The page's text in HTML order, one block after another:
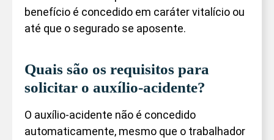
benefício é concedido em caráter vitalício ou
até que o segurado se aposente.
Quais são os requisitos para
solicitar o auxílio-acidente?
O auxílio-acidente não é concedido
automaticamente, mesmo que o trabalhador